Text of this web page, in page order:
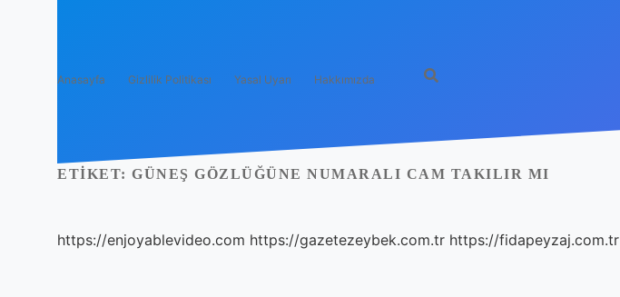
Anasayfa Gizlilik Politikası Yasal Uyarı Hakkımızda
ETIKET: GÜNEŞ GÖZLÜĞÜNE NUMARALI CAM TAKILIR MI
https://enjoyablevideo.com https://gazetezeybek.com.tr https://fidapeyzaj.com.tr